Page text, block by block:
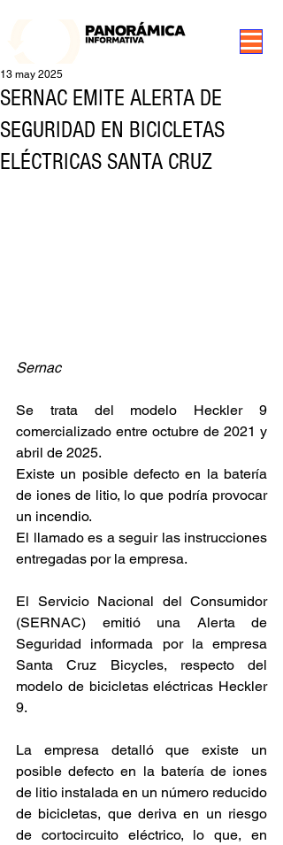
SERNAC EMITE ALERTA DE
SEGURIDAD EN BICICLETAS
ELÉCTRICAS SANTA CRUZ
13 may 2025
Sernac
Se trata del modelo Heckler 9
comercializado entre octubre de 2021 y
abril de 2025.
Existe un posible defecto en la batería
de iones de litio, lo que podría provocar
un incendio.
El llamado es a seguir las instrucciones
entregadas por la empresa.
El Servicio Nacional del Consumidor
(SERNAC) emitió una Alerta de
Seguridad informada por la empresa
Santa Cruz Bicycles, respecto del
modelo de bicicletas eléctricas Heckler
9.
La empresa detalló que existe un
posible defecto en la batería de iones
de litio instalada en un número reducido
de bicicletas, que deriva en un riesgo
de cortocircuito eléctrico, lo que, en